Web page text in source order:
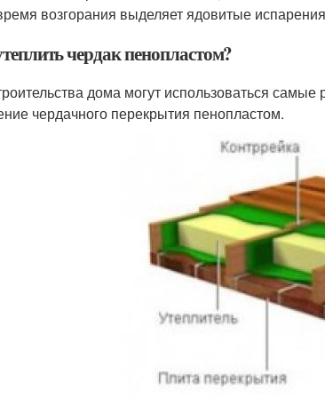
возгорания выделяет ядовитые
чердак пенопластом?
дома могут использоваться
чердачного перекрытия пенопластом.